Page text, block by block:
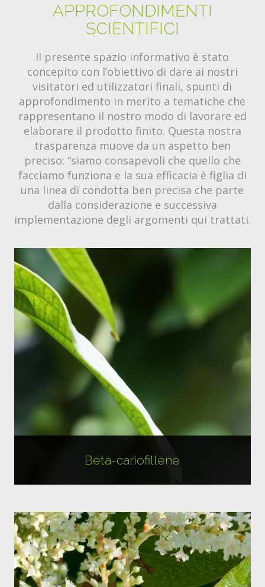
APPROFONDIMENTI
SCIENTIFICI
Il presente spazio informativo è stato
concepito con l’obiettivo di dare ai nostri
visitatori ed utilizzatori finali, spunti di
approfondimento in merito a tematiche che
rappresentano il nostro modo di lavorare ed
elaborare il prodotto finito. Questa nostra
trasparenza muove da un aspetto ben
preciso: “siamo consapevoli che quello che
facciamo funziona e la sua efficacia è figlia di
una linea di condotta ben precisa che parte
dalla considerazione e successiva
implementazione degli argomenti qui trattati.
Beta-cariofillene